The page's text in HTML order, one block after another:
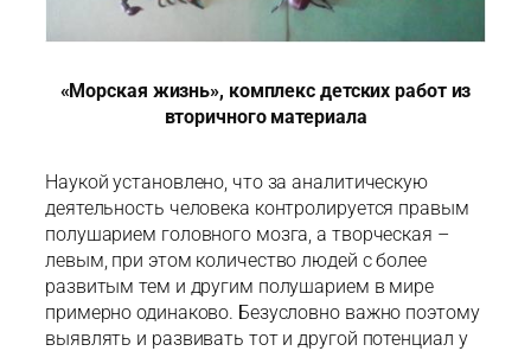
«Морская жизнь», комплекс детских работ из
вторичного материала
Наукой установлено, что за аналитическую
деятельность человека контролируется правым
полушарием головного мозга, а творческая –
левым, при этом количество людей с более
развитым тем и другим полушарием в мире
примерно одинаково. Безусловно важно поэтому
выявлять и развивать тот и другой потенциал у